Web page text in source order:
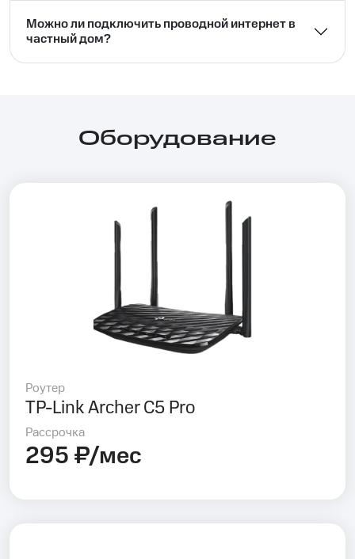
Можно ли подключить проводной интернет в
частный дом?⁣⁣
Оборудование
Роутер
TP-Link Archer C5 Pro
Рассрочка
295 ₽/мес